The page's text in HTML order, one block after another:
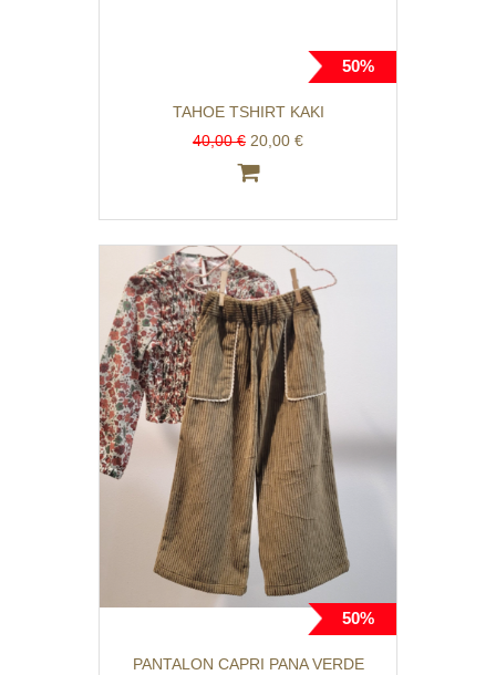
50%
TAHOE TSHIRT KAKI
40,00 € 20,00 €
50%
PANTALON CAPRI PANA VERDE